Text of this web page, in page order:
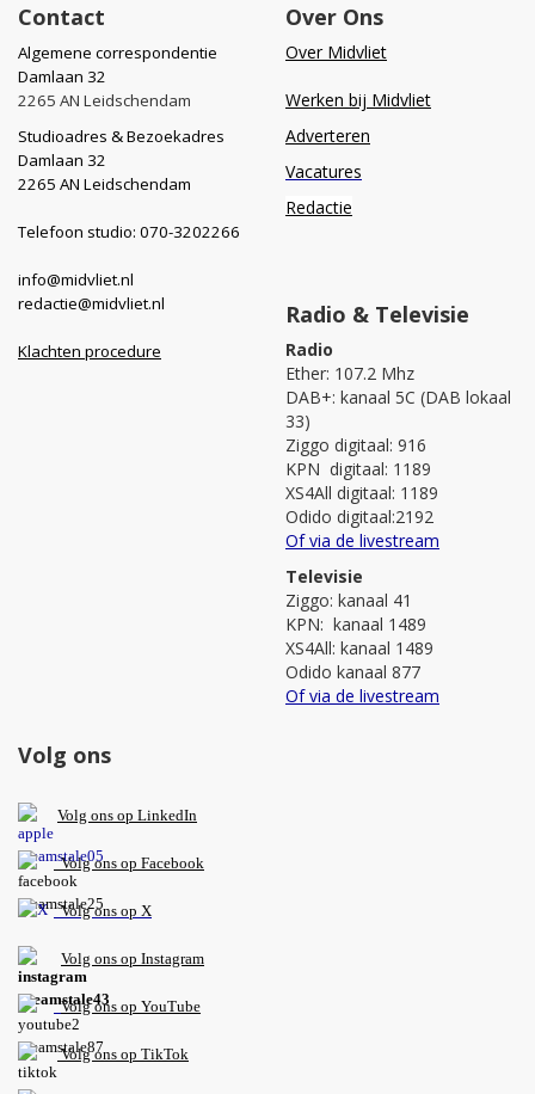
Contact
Algemene correspondentie
Damlaan 32
2265 AN Leidschendam
Studioadres & Bezoekadres
Damlaan 32
2265 AN Leidschendam
Telefoon studio: 070-3202266
info@midvliet.nl
redactie@midvliet.nl
Klachten procedure
Over Ons
Over Midvliet
Werken bij Midvliet
Adverteren
Vacatures
Redactie
Radio & Televisie
Radio
Ether: 107.2 Mhz
DAB+: kanaal 5C (DAB lokaal
33)
Ziggo digitaal: 916
KPN digitaal: 1189
XS4All digitaal: 1189
Odido digitaal:2192
Of via de livestream
Televisie
Ziggo: kanaal 41
KPN: kanaal 1489
XS4All: kanaal 1489
Odido kanaal 877
Of via de livestream
Volg ons
Volg ons op LinkedIn
Volg ons op Facebook
Volg ons op X
Volg ons op Instagram
Volgons op YouTube
Volg ons op TikTok